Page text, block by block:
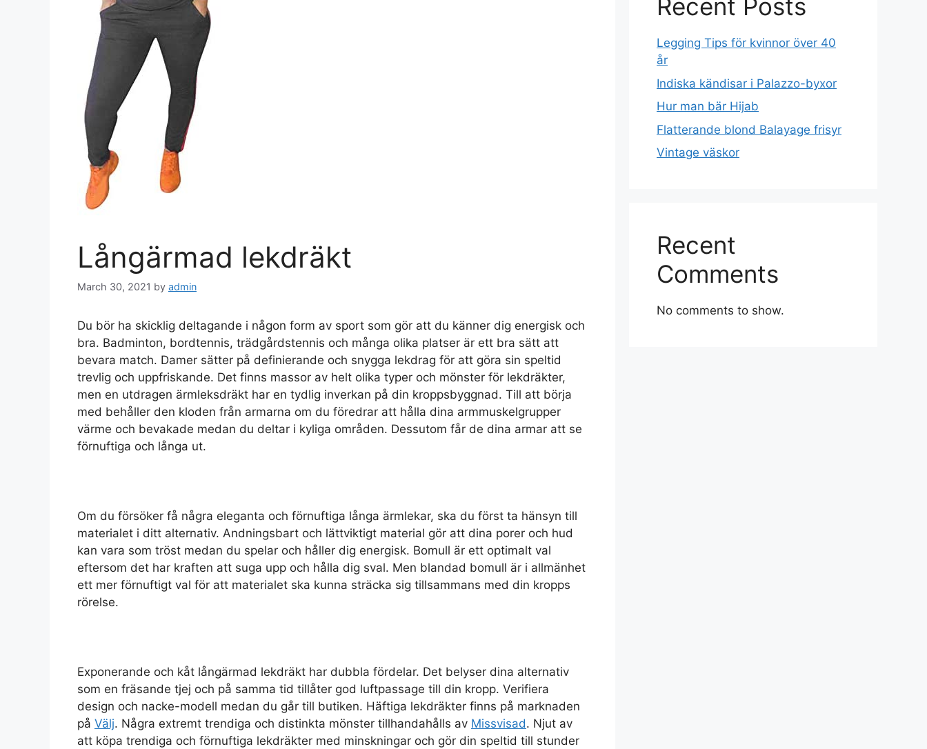
Långärmad lekdräkt
March 30, 2021 by admin
Du bör ha skicklig deltagande i någon form av sport som gör att du känner dig energisk och
bra. Badminton, bordtennis, trädgårdstennis och många olika platser är ett bra sätt att
bevara match. Damer sätter på definierande och snygga lekdrag för att göra sin speltid
trevlig och uppfriskande. Det finns massor av helt olika typer och mönster för lekdräkter,
men en utdragen ärmleksdräkt har en tydlig inverkan på din kroppsbyggnad. Till att börja
med behåller den kloden från armarna om du föredrar att hålla dina armmuskelgrupper
värme och bevakade medan du deltar i kyliga områden. Dessutom får de dina armar att se
förnuftiga och långa ut.
Om du försöker få några eleganta och förnuftiga långa ärmlekar, ska du först ta hänsyn till
materialet i ditt alternativ. Andningsbart och lättviktigt material gör att dina porer och hud
kan vara som tröst medan du spelar och håller dig energisk. Bomull är ett optimalt val
eftersom det har kraften att suga upp och hålla dig sval. Men blandad bomull är i allmänhet
ett mer förnuftigt val för att materialet ska kunna sträcka sig tillsammans med din kropps
rörelse.
Exponerande och kåt långärmad lekdräkt har dubbla fördelar. Det belyser dina alternativ
som en fräsande tjej och på samma tid tillåter god luftpassage till din kropp. Verifiera
design och nacke-modell medan du går till butiken. Häftiga lekdräkter finns på marknaden
på Välj. Några extremt trendiga och distinkta mönster tillhandahålls av Missvisad. Njut av
att köpa trendiga och förnuftiga lekdräkter med minskningar och gör din speltid till stunder
Recent Posts
Legging Tips för kvinnor över 40
år
Indiska kändisar i Palazzo-byxor
Hur man bär Hijab
Flatterande blond Balayage frisyr
Vintage väskor
Recent
Comments
No comments to show.